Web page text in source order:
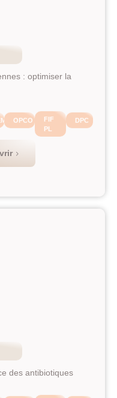
: optimiser la
OPCO
FIF
PL
DPC
des antibiotiques
FIF